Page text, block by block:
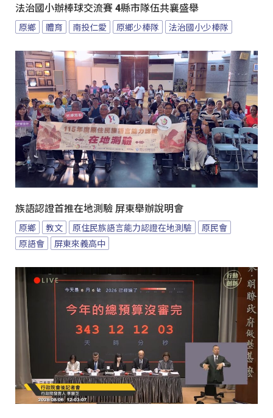
法治國小辦棒球交流賽 4縣市隊伍共襄盛舉
原鄉 體育 南投仁愛 原鄉少棒隊 法治國小少棒隊
族語認證首推在地測驗 屏東舉辦說明會
原鄉 教文 原住民族語言能力認證在地測驗
原民會
原語會
屏東來義高中